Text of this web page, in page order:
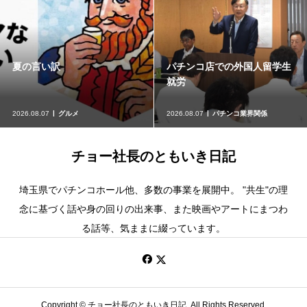
人留学生
界関係
麻布十番『まつ勘』
2026.08.05 グルメ
映画『ルートヴ
2026.08.05
チョー社長のともいき日記
埼玉県でパチンコホール他、多数の事業を展開中。 "共生"の理
念に基づく話や身の回りの出来事、また映画やアートにまつわ
る話等、気ままに綴っています。
Copyright ©チョー社長のともいき日記. All Rights Reserved.